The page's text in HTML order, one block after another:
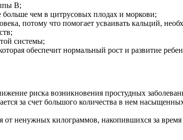
В;
больше чем в цитрусовых плодах и моркови;
потому что помогает усваивать кальций,
системы;
обеспечит нормальный рост и развитие
риска возникновения простудных
за счет большого количества в нем
ненужных килограммов, накопившихся за